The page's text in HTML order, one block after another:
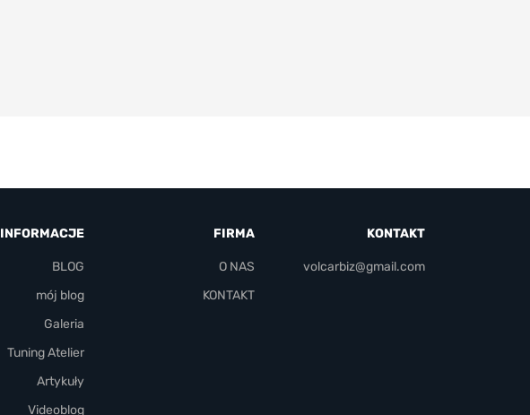
INFORMACJE
BLOG
mój blog
Galeria
Tuning Atelier
Artykuły
Videoblog
FIRMA
O NAS
KONTAKT
KONTAKT
volcarbiz@gmail.com